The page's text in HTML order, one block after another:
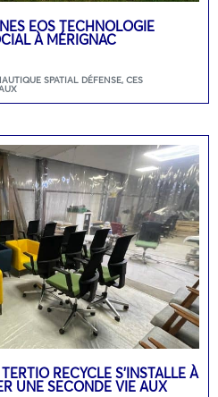
EOS TECHNOLOGIE
À MÉRIGNAC
SPATIAL DÉFENSE, CES
RECYCLE S’INSTALLE À
UNE SECONDE VIE AUX